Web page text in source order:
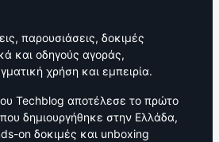
παρουσιάσεις, δοκιμές
και οδηγούς αγοράς,
χρήση και εμπειρία.
Techblog αποτέλεσε το πρώτο
δημιουργήθηκε στην Ελλάδα,
on δοκιμές και unboxing